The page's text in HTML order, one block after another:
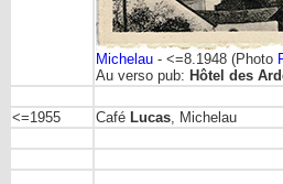
Michelau - <=8.1948 (Photo
Au verso pub: Hôtel des
<=1955 Café Lucas , Michelau